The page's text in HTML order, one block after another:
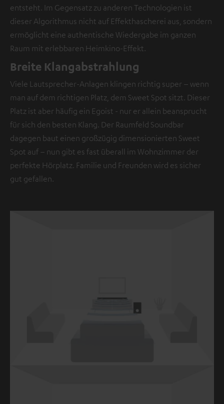
entsteht. Im Gegensatz zu anderen Technologien ist
dieser Algorithmus nicht auf Effekthascherei aus, sondern
ermöglicht eine authentische Wiedergabe im ganzen
Raum mit erlebbaren Heimkino-Effekt.
Breite Klangabstrahlung
Viele Lautsprecher-Anlagen klingen richtig super – wenn
man auf dem richtigen Platz, dem Sweet Spot sitzt. Dieser
Platz ist aber häufig ein Egoist - nur er allein beansprucht
für sich den besten Klang. Der Raumfeld Soundbar
dagegen baut einen großzügig dimensionierten Sweet
Spot auf – nun gibt es fast überall im Wohnzimmer der
perfekte Hörplatz. Familie und Freunden wird es sicher
gut gefallen.